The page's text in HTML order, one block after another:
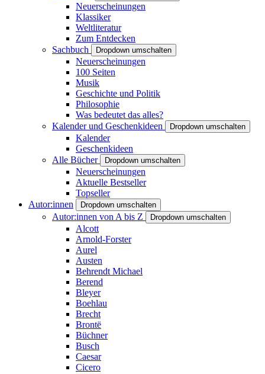
Neuerscheinungen
Klassiker
Weltliteratur
Zum Entdecken
Sachbuch
Dropdown umschalten
Neuerscheinungen
100 Seiten
Musik
Geschichte und Politik
Philosophie
Was bedeutet das alles?
Kalender und Geschenkideen
Dropdown umschalten
Kalender
Geschenkideen
Alle Bücher
Dropdown umschalten
Neuerscheinungen
Aktuelle Bestseller
Topseller
Autor:innen
Dropdown umschalten
Autor:innen von A bis Z Dropdown umschalten
Alcott
Arnold-Forster
Aurel
Austen
Behrendt Michael
Berend
Bleyer
Boehlau
Brecht
Brontë
Büchner
Busch
Caesar
Cicero